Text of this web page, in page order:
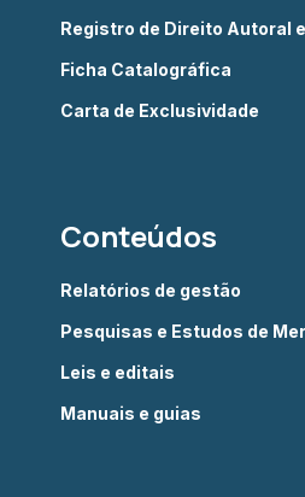
Registro de Direito Autoral
Ficha Catalográfica
Carta de Exclusividade
Conteúdos
Relatórios de gestão
Pesquisas e Estudos de
Leis e editais
Manuais e guias